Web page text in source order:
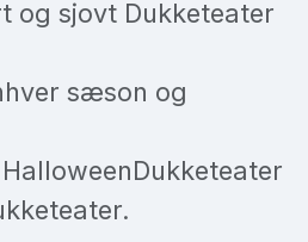
og sjovt Dukketeater
sæson og